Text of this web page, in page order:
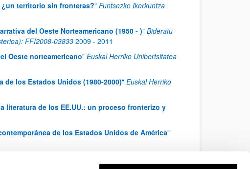
¿un territorio sin fronteras?" Funtsezko Ikerkuntza
del Oeste Norteamericano (1950 - )" Bideratu
FFI2008-03833 2009 - 2011
Oeste norteamericano" Euskal Herriko Unibertsitatea
de los Estados Unidos (1980-2000)" Euskal Herriko
literatura de los EE.UU.: un proceso fronterizo y
de los Estados Unidos de América"